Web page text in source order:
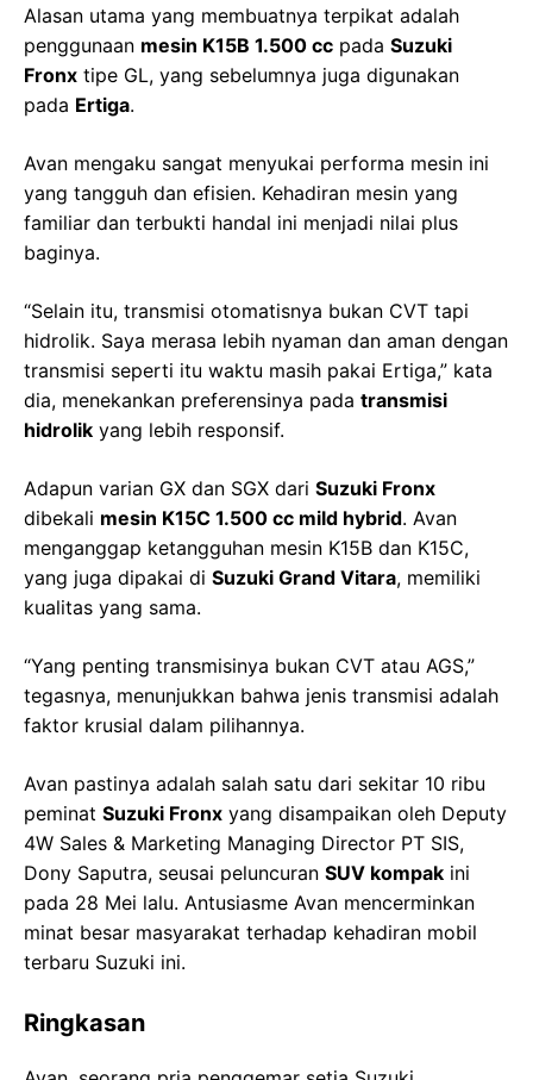
Alasan utama yang membuatnya terpikat adalah
penggunaan mesin K15B 1.500 cc pada Suzuki
Fronx tipe GL, yang sebelumnya juga digunakan
pada Ertiga.
Avan mengaku sangat menyukai performa mesin ini
yang tangguh dan efisien. Kehadiran mesin yang
familiar dan terbukti handal ini menjadi nilai plus
baginya.
“Selain itu, transmisi otomatisnya bukan CVT tapi
hidrolik. Saya merasa lebih nyaman dan aman dengan
transmisi seperti itu waktu masih pakai Ertiga,” kata
dia, menekankan preferensinya pada transmisi
hidrolik yang lebih responsif.
Adapun varian GX dan SGX dari Suzuki Fronx
dibekali mesin K15C 1.500 cc mild hybrid. Avan
menganggap ketangguhan mesin K15B dan K15C,
yang juga dipakai di Suzuki Grand Vitara, memiliki
kualitas yang sama.
“Yang penting transmisinya bukan CVT atau AGS,”
tegasnya, menunjukkan bahwa jenis transmisi adalah
faktor krusial dalam pilihannya.
Avan pastinya adalah salah satu dari sekitar 10 ribu
peminat Suzuki Fronx yang disampaikan oleh Deputy
4W Sales & Marketing Managing Director PT SIS,
Dony Saputra, seusai peluncuran SUV kompak ini
pada 28 Mei lalu. Antusiasme Avan mencerminkan
minat besar masyarakat terhadap kehadiran mobil
terbaru Suzuki ini.
Ringkasan